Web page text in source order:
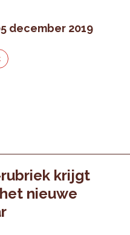
december 2019
krijgt
nieuwe